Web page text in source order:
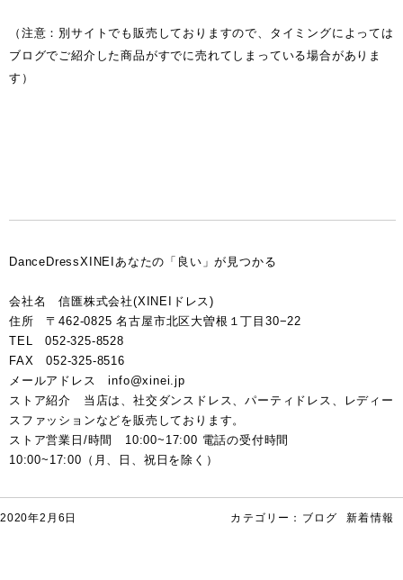
（注意：別サイトでも販売しておりますので、タイミングによっては
ブログでご紹介した商品がすでに売れてしまっている場合がありま
す）
DanceDressXINEIあなたの「良い」が見つかる
会社名 信匯株式会社(XINEIドレス)
住所 〒462-0825 名古屋市北区大曽根１丁目30−22
TEL 052-325-8528
FAX 052-325-8516
メールアドレス info@xinei.jp
ストア紹介 当店は、社交ダンスドレス、パーティドレス、レディー
スファッションなどを販売しております。
ストア営業日/時間 10:00~17:00 電話の受付時間
10:00~17:00（月、日、祝日を除く）
カテゴリー： ブログ 新着情報
2020年2月6日